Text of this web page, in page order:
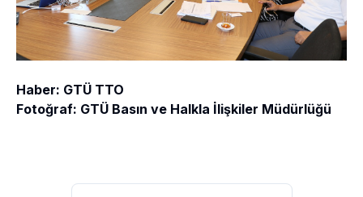
Haber: GTÜ TTO
Fotoğraf: GTÜ Basın ve Halkla İlişkiler Müdürlüğü